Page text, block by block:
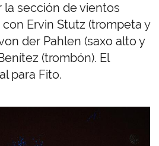
sección de vientos
con Ervin Stutz (trompeta y
der Pahlen (saxo alto y
(trombón). El
para Fito.